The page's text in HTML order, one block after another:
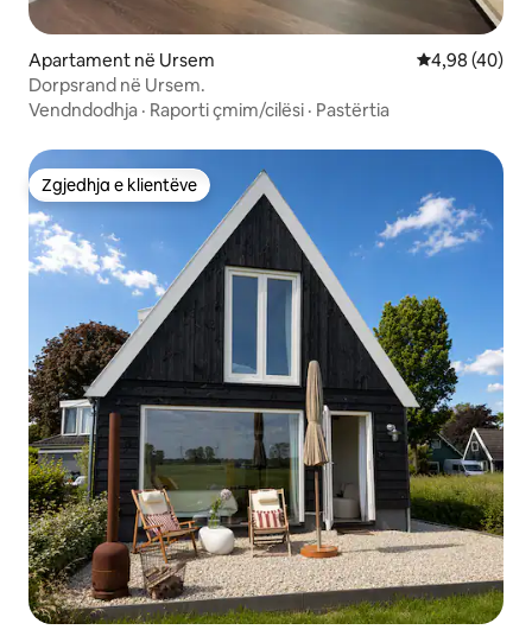
Apartament në Ursem Vlerësimi
4,98 (40)
Dorpsrand në Ursem.
Vendndodhja · Raporti çmim/cilësi · Pastërtia
Zgjedhja e klientëve
Zgjedhja e klientëve